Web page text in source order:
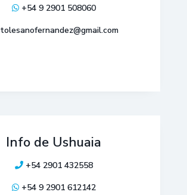
+54 9 2901 508060
tolesanofernandez@gmail.com
Info de Ushuaia
+54 2901 432558
+54 9 2901 612142